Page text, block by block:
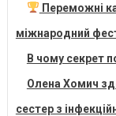
Переможні
міжнародний
В чому секрет
Олена Хомич
сестер з